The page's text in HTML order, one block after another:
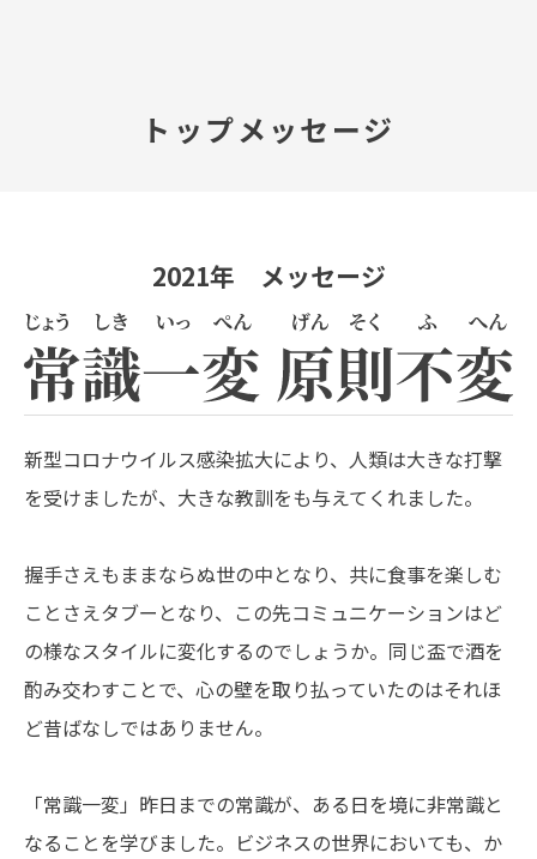
プレスルーム
IR情報
やさしさ、未来へ
お問い合わせ
モノづくりを止めない トラスコには、
･･･がある
採用情報
サイトマップ
個人情報の取扱い
著作権について
トップメッセージ
2021年 メッセージ
新型コロナウイルス感染拡大により、人類は大きな打撃
を受けましたが、大きな教訓をも与えてくれました。
握手さえもままならぬ世の中となり、共に食事を楽しむ
ことさえタブーとなり、この先コミュニケーションはど
の様なスタイルに変化するのでしょうか。同じ盃で酒を
酌み交わすことで、心の壁を取り払っていたのはそれほ
ど昔ばなしではありません。
「常識一変」昨日までの常識が、ある日を境に非常識と
なることを学びました。ビジネスの世界においても、か